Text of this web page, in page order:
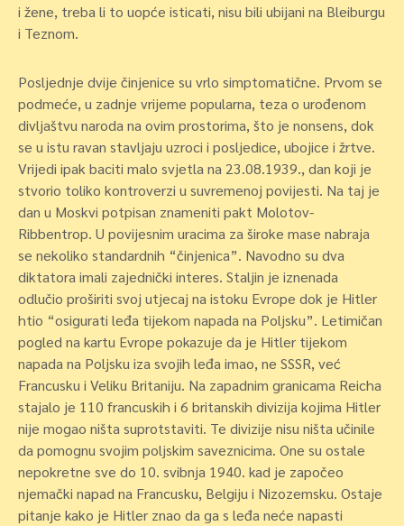
i žene, treba li to uopće isticati, nisu bili ubijani na Bleiburgu
i Teznom.
Posljednje dvije činjenice su vrlo simptomatične. Prvom se
podmeće, u zadnje vrijeme popularna, teza o urođenom
divljaštvu naroda na ovim prostorima, što je nonsens, dok
se u istu ravan stavljaju uzroci i posljedice, ubojice i žrtve.
Vrijedi ipak baciti malo svjetla na 23.08.1939., dan koji je
stvorio toliko kontroverzi u suvremenoj povijesti. Na taj je
dan u Moskvi potpisan znameniti pakt Molotov-
Ribbentrop. U povijesnim uracima za široke mase nabraja
se nekoliko standardnih “činjenica”. Navodno su dva
diktatora imali zajednički interes. Staljin je iznenada
odlučio proširiti svoj utjecaj na istoku Evrope dok je Hitler
htio “osigurati leđa tijekom napada na Poljsku”. Letimičan
pogled na kartu Evrope pokazuje da je Hitler tijekom
napada na Poljsku iza svojih leđa imao, ne SSSR, već
Francusku i Veliku Britaniju. Na zapadnim granicama Reicha
stajalo je 110 francuskih i 6 britanskih divizija kojima Hitler
nije mogao ništa suprotstaviti. Te divizije nisu ništa učinile
da pomognu svojim poljskim saveznicima. One su ostale
nepokretne sve do 10. svibnja 1940. kad je započeo
njemački napad na Francusku, Belgiju i Nizozemsku. Ostaje
pitanje kako je Hitler znao da ga s leđa neće napasti